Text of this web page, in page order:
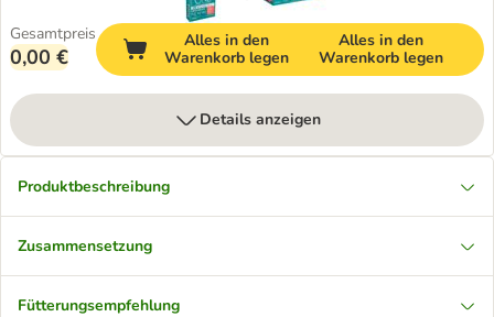
Gesamtpreis
0,00 €
Alles in den
Warenkorb legen
Alles in den
Warenkorb legen
Details anzeigen
Produktbeschreibung
Zusammensetzung
Fütterungsempfehlung